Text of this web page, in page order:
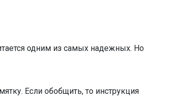
одним из самых надежных. Но
Если обобщить, то инструкция